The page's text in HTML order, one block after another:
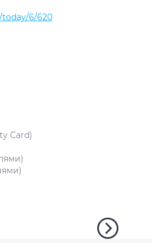
6/620
Card)